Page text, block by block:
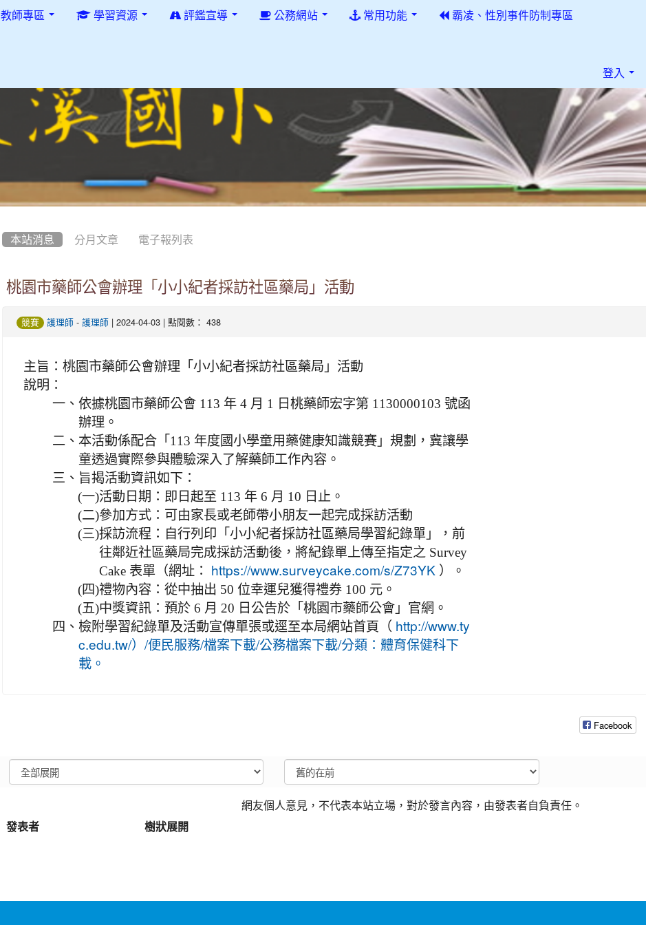
教師專區 學習資源 評鑑宣導 公務網站 常用功能 霸凌、性別事件防制專區
登入
本站消息 分月文章 電子報列表
桃園市藥師公會辦理「小小紀者採訪社區藥局」活動
競賽 護理師- 護理師| 2024-04-03 | 點閱數： 438
主旨： 桃園市藥師公會辦理「小小紀者採訪社區藥局」活動
說明：
一、 依據桃園市藥師公會 113 年 4 月 1 日桃藥師宏字第 1130000103 號函
辦理。
二、 本活動係配合「113 年度國小學童用藥健康知識競賽」規劃，冀讓學
童透過實際參與體驗深入了解藥師工作內容。
三、 旨揭活動資訊如下：
(一)活動日期：即日起至 113 年 6 月 10 日止。
(二)參加方式：可由家長或老師帶小朋友一起完成採訪活動
(三)採訪流程：自行列印「小小紀者採訪社區藥局學習紀錄單」，前
往鄰近社區藥局完成採訪活動後，將紀錄單上傳至指定之 Survey
Cake 表單（網址：
https://www.surveycake.com/s/Z73YK）。
(四)禮物內容：從中抽出 50 位幸運兒獲得禮券 100 元。
(五)中獎資訊：預於 6 月 20 日公告於「桃園市藥師公會」官網。
四、 檢附學習紀錄單及活動宣傳單張或逕至本局網站首頁（ http://www.ty
c.edu.tw/）/便民服務/檔案下載/公務檔案下載/分類：體育保健科下
載。
Facebook
網友個人意見，不代表本站立場，對於發言內容，由發表者自負責任。
發表者
樹狀展開